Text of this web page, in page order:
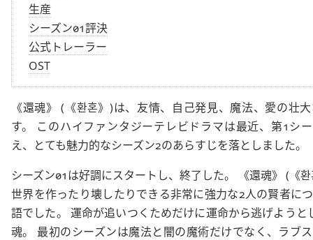
生産
シーズン01評決
公式トレーラー
OST
還魂 ( 환혼
)は、友情、自己発見、魔法、愛の壮
す。 このハイファンタジーテレビドラマは最近、第1シ
え、とても魅力的なシーズン2のあらすじを落としました。
シーズン01は好調にスタートし、終了した。
還魂 (
世界を作ったり壊したりできる非常に強力な2人の賢者に
語でした。 運命が追いつくためだけに運命から逃げようと
魂。 最初のシーズンは魔法と闇の魔術だけでなく、ラブ